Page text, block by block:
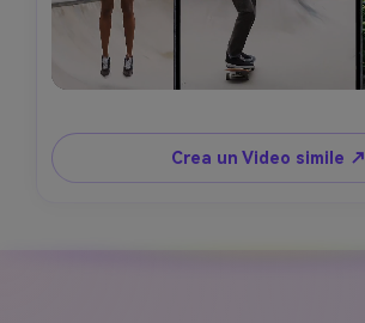
Crea un Video simile ↗